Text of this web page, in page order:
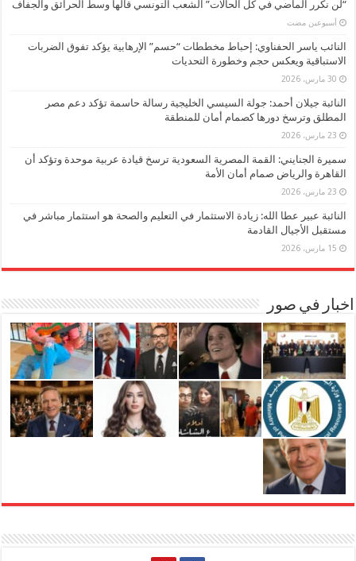
“لن نكرر الماضي في كل الحالات” الشعب التونسي قالها وسط الحرائق والجفاف
‏أسبوعين مضت
النائب ياسر الحفناوي: إحباط مخططات “حسم” الإرهابية يؤكد تفوق الضربات
الاستباقية ويعكس حجم وخطورة التحديات
30 مارس، 2026
النائبة جيلان أحمد: جولة السيسي الخليجية رسالة حاسمة تؤكد دعم مصر
المطلق وترسخ دورها كصمام أمان للمنطقة
23 مارس، 2026
سميرة الجنايني: القمة المصرية السعودية ترسخ قيادة عربية موحدة وتؤكد أن
القاهرة والرياض صمام أمان الأمة
23 مارس، 2026
النائبة عبير عطا الله: زيادة الاستثمار في التعليم والصحة هو استثمار مباشر في
مستقبل الأجيال القادمة
15 مارس، 2026
اخبار في صور